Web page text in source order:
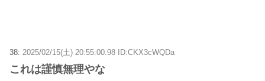
38: 2025/02/15(土) 20:55:00.98 ID:CKX3cWQDa
これは謹慎無理やな